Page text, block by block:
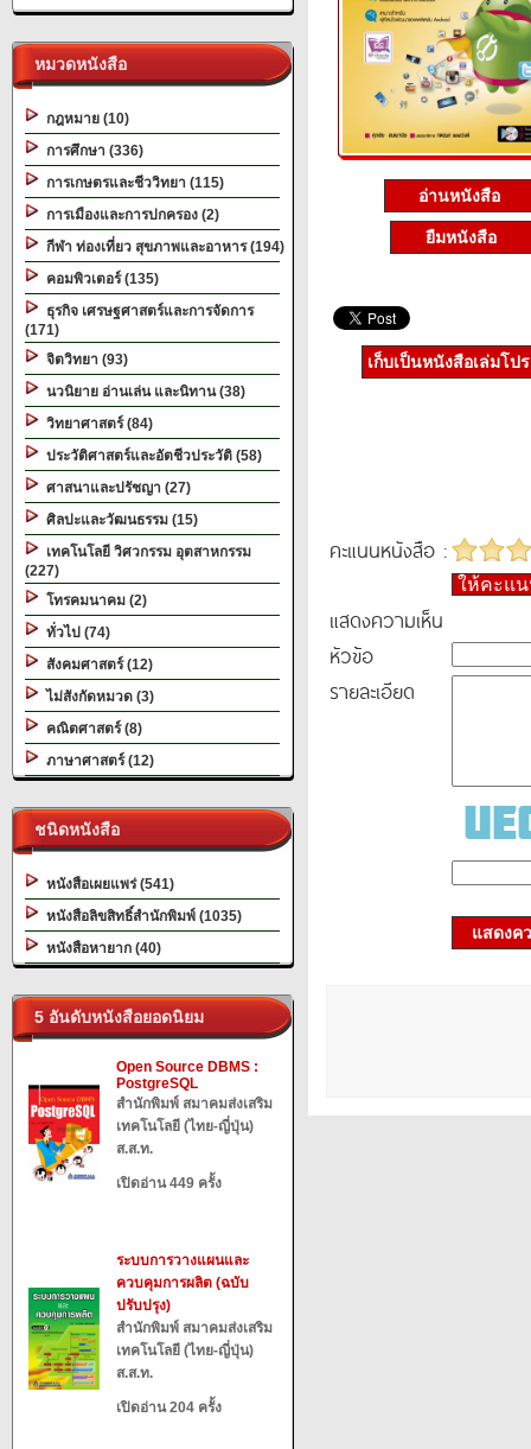
หมวดหนังสือ
กฎหมาย (10)
การศึกษา (336)
การเกษตรและชีววิทยา (115)
การเมืองและการปกครอง (2)
กีฬา ท่องเที่ยว สุขภาพและอาหาร (194)
คอมพิวเตอร์ (135)
ธุรกิจ เศรษฐศาสตร์และการจัดการ
(171)
จิตวิทยา (93)
นวนิยาย อ่านเล่น และนิทาน (38)
วิทยาศาสตร์ (84)
ประวัติศาสตร์และอัตชีวประวัติ (58)
ศาสนาและปรัชญา (27)
ศิลปะและวัฒนธรรม (15)
เทคโนโลยี วิศวกรรม อุตสาหกรรม
(227)
โทรคมนาคม (2)
ทั่วไป (74)
สังคมศาสตร์ (12)
ไม่สังกัดหมวด (3)
คณิตศาสตร์ (8)
ภาษาศาสตร์ (12)
ชนิดหนังสือ
หนังสือเผยแพร่ (541)
หนังสือลิขสิทธิ์สำนักพิมพ์ (1035)
หนังสือหายาก (40)
5 อันดับหนังสือยอดนิยม
Open Source DBMS :
PostgreSQL
สำนักพิมพ์ สมาคมส่งเสริม
เทคโนโลยี (ไทย-ญี่ปุ่น)
ส.ส.ท.
เปิดอ่าน 449 ครั้ง
ระบบการวางแผนและ
ควบคุมการผลิต (ฉบับ
ปรับปรุง)
สำนักพิมพ์ สมาคมส่งเสริม
เทคโนโลยี (ไทย-ญี่ปุ่น)
ส.ส.ท.
เปิดอ่าน 204 ครั้ง
อ่านหนังสือ
ยืมหนังสือ
เก็บเป็นหนังสือเล่มโป
คะแนนหนังสือ :
ให้คะแ
แสดงความเห็น
หัวข้อ
รายละเอียด
แสดงค